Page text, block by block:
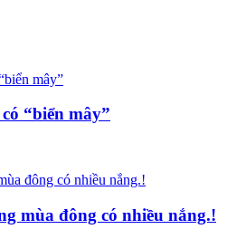
“biển mây”
mùa đông có nhiều nắng.!